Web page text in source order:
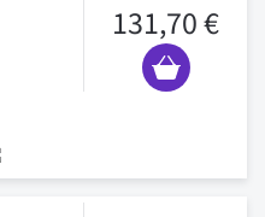
131,70 €